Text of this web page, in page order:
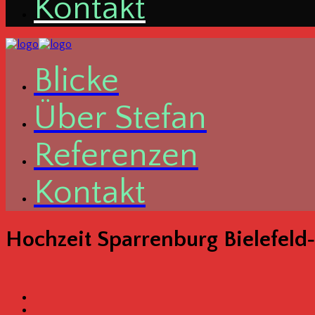
Kon­takt
Bli­cke
Über Ste­fan
Refe­ren­zen
Kon­takt
Hoch­zeit Spar­ren­burg